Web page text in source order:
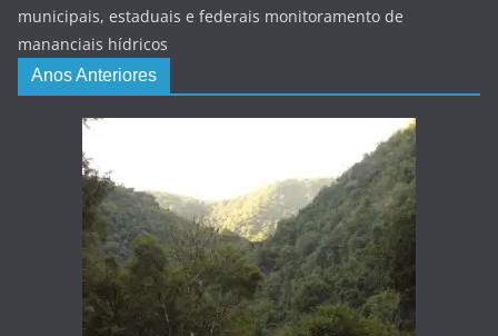
municipais, estaduais e federais monitoramento de
mananciais hídricos
Anos Anteriores